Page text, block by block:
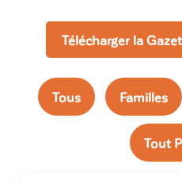
Télécharger la
Tous Familles
Tout